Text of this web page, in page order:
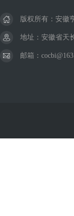
版权所有：安徽
地址：安徽省天
邮箱：